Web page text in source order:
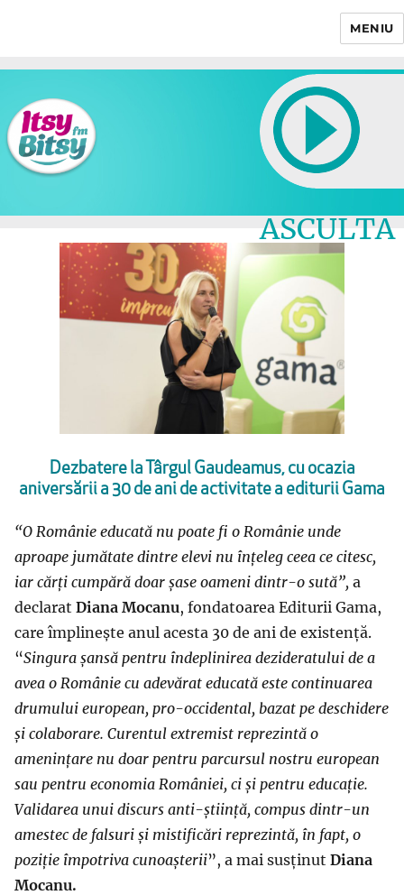
MENIU
ASCULTA
LIVE
Dezbatere la Târgul Gaudeamus, cu ocazia
aniversării a 30 de ani de activitate a editurii Gama
“O Românie educată nu poate fi o Românie unde
aproape jumătate dintre elevi nu înțeleg ceea ce citesc,
iar cărți cumpără doar șase oameni dintr-o sută”, a
declarat Diana Mocanu, fondatoarea Editurii Gama,
care împlinește anul acesta 30 de ani de existență.
“Singura șansă pentru îndeplinirea dezideratului de a
avea o Românie cu adevărat educată este continuarea
drumului european, pro-occidental, bazat pe deschidere
și colaborare. Curentul extremist reprezintă o
amenințare nu doar pentru parcursul nostru european
sau pentru economia României, ci și pentru educație.
Validarea unui discurs anti-știință, compus dintr-un
amestec de falsuri și mistificări reprezintă, în fapt, o
poziție împotriva cunoașterii”, a mai susținut Diana
Mocanu.